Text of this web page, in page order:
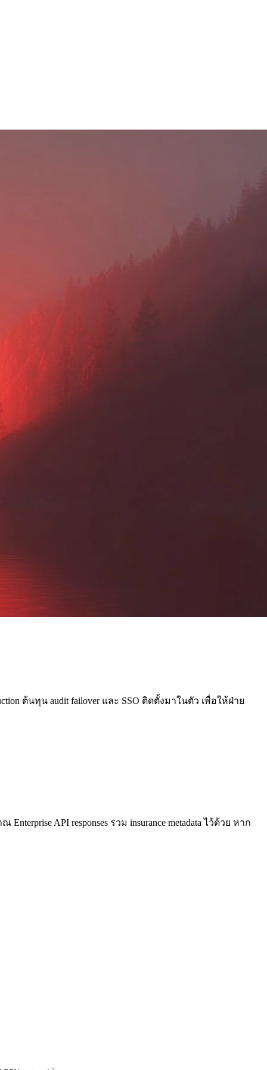
ต้นทุน audit failover และ SSO ติดตั้งมาในตัว เพื่อให้ฝ่าย
API responses รวม insurance metadata ไว้ด้วย หาก